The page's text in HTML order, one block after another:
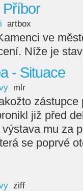
Příbor
artbox
ve
Níže je
- Situace
mlr
již před
mu za
se poprvé
ziff